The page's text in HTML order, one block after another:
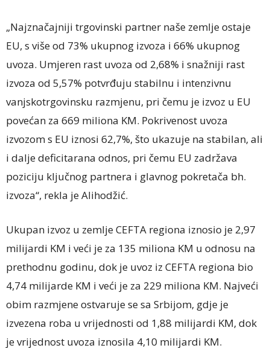
„Najznačajniji trgovinski partner naše zemlje ostaje
EU, s više od 73% ukupnog izvoza i 66% ukupnog
uvoza. Umjeren rast uvoza od 2,68% i snažniji rast
izvoza od 5,57% potvrđuju stabilnu i intenzivnu
vanjskotrgovinsku razmjenu, pri čemu je izvoz u EU
povećan za 669 miliona KM. Pokrivenost uvoza
izvozom s EU iznosi 62,7%, što ukazuje na stabilan, ali
i dalje deficitarana odnos, pri čemu EU zadržava
poziciju ključnog partnera i glavnog pokretača bh.
izvoza“, rekla je Alihodžić.
Ukupan izvoz u zemlje CEFTA regiona iznosio je 2,97
milijardi KM i veći je za 135 miliona KM u odnosu na
prethodnu godinu, dok je uvoz iz CEFTA regiona bio
4,74 milijarde KM i veći je za 229 miliona KM. Najveći
obim razmjene ostvaruje se sa Srbijom, gdje je
izvezena roba u vrijednosti od 1,88 milijardi KM, dok
je vrijednost uvoza iznosila 4,10 milijardi KM.